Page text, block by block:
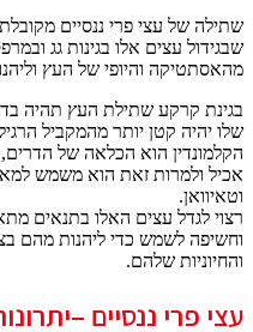
שתילה של עצי פרי ננסיים
שבגידול עצים אלו בגינות גג
מהאסתטיקה והיופי של העץ
בגינת קרקע שתילת העץ תהיה
שלו יהיה קטן יותר מהמקביל
הקלמונדין הוא הכלאה של הדרים,
אכיל ולמרות זאת הוא משמש
וטאיוואן.
רצוי לגדל עצים האלו בתנאים
וחשיפה לשמש כדי ליהנות מהם
והחיוניות שלהם.
עצי פרי ננסיים